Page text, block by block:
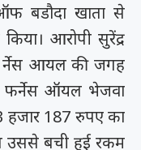
बडौदा खाता से
आरोपी सुरेंद्र
आयल की जगह
फर्नेस ऑयल भेजवा
हजार 187 रुपए का
उससे बची हुई रकम